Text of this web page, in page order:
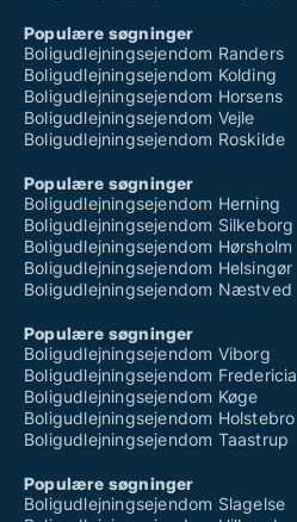
Populære søgninger
Boligudlejningsejendom Randers
Boligudlejningsejendom Kolding
Boligudlejningsejendom Horsens
Boligudlejningsejendom Vejle
Boligudlejningsejendom Roskilde
Populære søgninger
Boligudlejningsejendom Herning
Boligudlejningsejendom Silkeborg
Boligudlejningsejendom Hørsholm
Boligudlejningsejendom Helsingør
Boligudlejningsejendom Næstved
Populære søgninger
Boligudlejningsejendom Viborg
Boligudlejningsejendom Fredericia
Boligudlejningsejendom Køge
Boligudlejningsejendom Holstebro
Boligudlejningsejendom Taastrup
Populære søgninger
Boligudlejningsejendom Slagelse